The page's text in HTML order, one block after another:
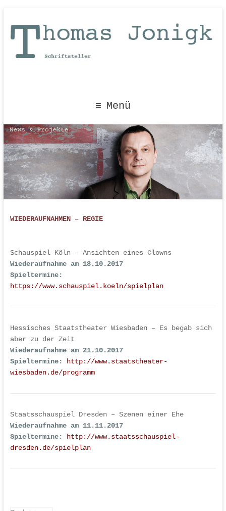
Menü
WIEDERAUFNAHMEN – REGIE
Schauspiel Köln – Ansichten eines Clowns
Wiederaufnahme am 18.10.2017
Spieltermine:
https://www.schauspiel.koeln/spielplan
Hessisches Staatstheater Wiesbaden – Es begab sich
aber zu der Zeit
Wiederaufnahme am 21.10.2017
Spieltermine:
http://www.staatstheater-
wiesbaden.de/programm
Staatsschauspiel Dresden – Szenen einer Ehe
Wiederaufnahme am 11.11.2017
Spieltermine:
http://www.staatsschauspiel-
dresden.de/spielplan